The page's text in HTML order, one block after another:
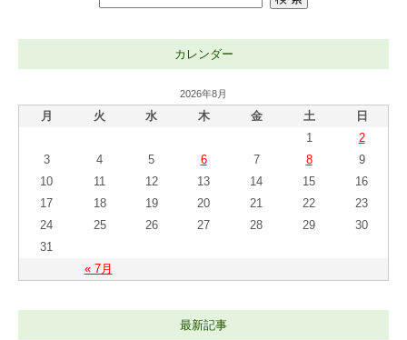
カレンダー
2026年8月
月 火 水 木 金 土 日
« 7月
1
2
3
4 5 6 7 8
9
10
11 12 13 14 15
16
17
18 19 20 21 22
23
24
25 26 27 28 29
30
31
最新記事